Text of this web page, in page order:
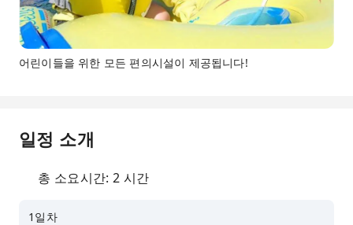
어린이들을 위한 모든 편의시설이 제공됩니다!
일정 소개
총 소요시간: 2 시간
1일차